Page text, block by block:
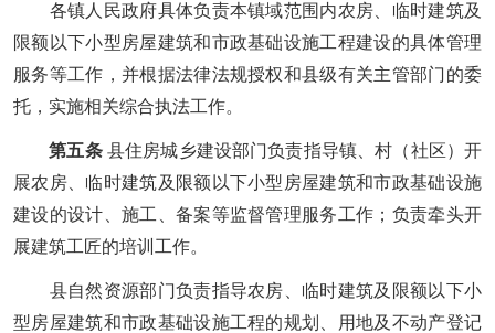
各镇人民政府具体负责本镇域范围内农房、临时建筑及
限额以下小型房屋建筑和市政基础设施工程建设的具体管理
服务等工作，并根据法律法规授权和县级有关主管部门的委
托，实施相关综合执法工作。
第五条 县住房城乡建设部门负责指导镇、村（社区）开
展农房、临时建筑及限额以下小型房屋建筑和市政基础设施
建设的设计、施工、备案等监督管理服务工作；负责牵头开
展建筑工匠的培训工作。
县自然资源部门负责指导农房、临时建筑及限额以下小
型房屋建筑和市政基础设施工程的规划、用地及不动产登记